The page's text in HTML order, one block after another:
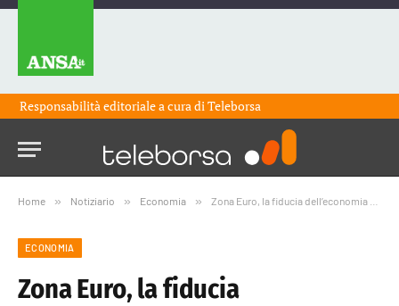
Responsabilità editoriale a cura diTeleborsa
Home » Notiziario » Economia » Zona Euro, la fiducia dell’economia scende inaspettatamente a febbraio
ECONOMIA
Zona Euro, la fiducia